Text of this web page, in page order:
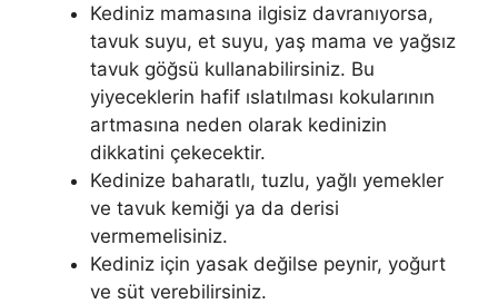
Kediniz mamasına ilgisiz davranıyorsa,
tavuk suyu, et suyu, yaş mama ve yağsız
tavuk göğsü kullanabilirsiniz. Bu
yiyeceklerin hafif ıslatılması kokularının
artmasına neden olarak kedinizin
dikkatini çekecektir.
Kedinize baharatlı, tuzlu, yağlı yemekler
ve tavuk kemiği ya da derisi
vermemelisiniz.
Kediniz için yasak değilse peynir, yoğurt
ve süt verebilirsiniz.